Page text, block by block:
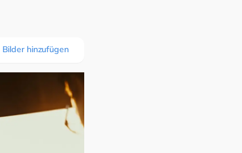
Bilder hinzufügen